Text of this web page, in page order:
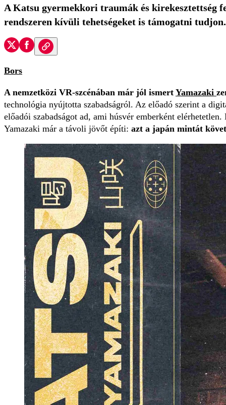
A Katsu gyermekkori traumák és kirekesztettség
rendszeren kívüli tehetségeket is támogatni tudjon.
Bors
A nemzetközi VR-szcénában már jól ismert Yamazaki
technológia nyújtotta szabadságról. Az előadó szerint a
előadói szabadságot ad, ami húsvér emberként
Yamazaki már a távoli jövőt építi: azt a japán mintát